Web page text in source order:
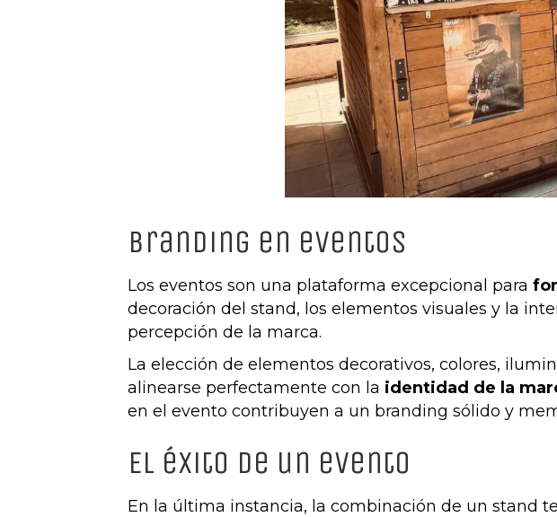
Branding en eventos
Los eventos son una plataforma excepcional para
decoración del stand, los elementos visuales y la
percepción de la marca.
La elección de elementos decorativos, colores,
alinearse perfectamente con la identidad de la
en el evento contribuyen a un branding sólido y
El éxito de un evento
En la última instancia, la combinación de un stand